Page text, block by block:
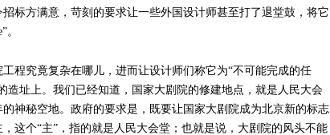
标方满意，苛刻的要求让一些外国设计师甚至打了退堂鼓，将它
。
程究竟复杂在哪儿，进而让设计师们称它为“不可能完成的任
造址上。我们已经知道，国家大剧院的修建地点，就是人民大会
神秘空地。政府的要求是，既要让国家大剧院成为北京新的标志
这个“主”，指的就是人民大会堂；也就是说，大剧院的风头不能